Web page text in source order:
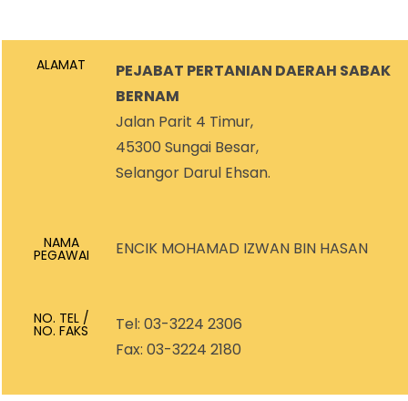
ALAMAT
PEJABAT PERTANIAN DAERAH SABAK
BERNAM
Jalan Parit 4 Timur,
45300 Sungai Besar,
Selangor Darul Ehsan.
NAMA
PEGAWAI ENCIK MOHAMAD IZWAN BIN HASAN
NO. TEL /
NO. FAKS
Tel: 03-3224 2306
Fax: 03-3224 2180